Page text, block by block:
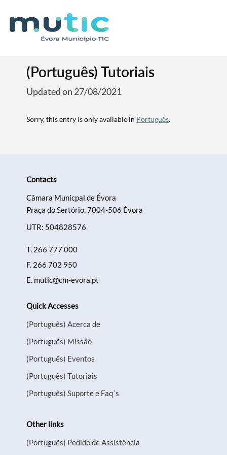
Categories
(Português) Tutoriais
Updated on 27/08/2021
Sorry, this entry is only available in Português.
Contacts
Câmara Municpal de Évora
Praça do Sertório, 7004-506 Évora
UTR: 504828576
T. 266 777 000
F. 266 702 950
E. mutic@cm-evora.pt
Quick Accesses
(Português) Acerca de
(Português) Missão
(Português) Eventos
(Português) Tutoriais
(Português) Suporte e Faq´s
Other links
(Português) Pedido de Assistência